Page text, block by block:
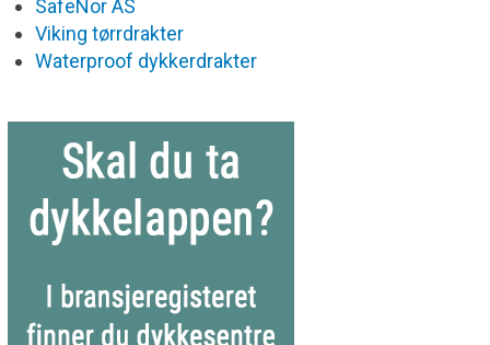
SafeNor AS
Viking tørrdrakter
Waterproof dykkerdrakter